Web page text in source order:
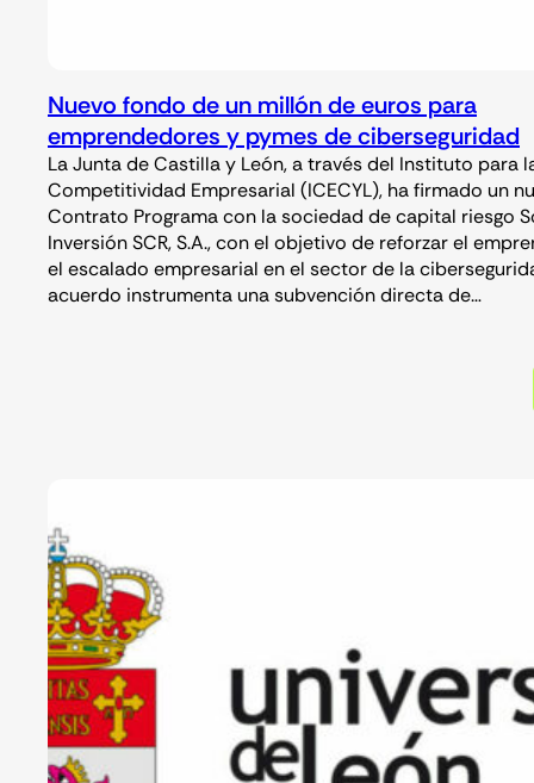
Nuevo fondo de un millón de euros para
emprendedores y pymes de ciberseguridad
La Junta de Castilla y León, a través del Instituto para
Competitividad Empresarial (ICECYL), ha firmado un
Contrato Programa con la sociedad de capital riesgo
Inversión SCR, S.A., con el objetivo de reforzar el
el escalado empresarial en el sector de la
acuerdo instrumenta una subvención directa de…